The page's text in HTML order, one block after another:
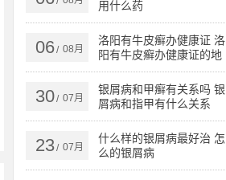
用什么药
06/ 08月
洛阳有牛皮癣办健康证 洛
阳有牛皮癣办健康证的地
方吗
30/ 07月
银屑病和甲癣有关系吗 银
屑病和指甲有什么关系
23/ 07月
什么样的银屑病最好治 怎
么的银屑病